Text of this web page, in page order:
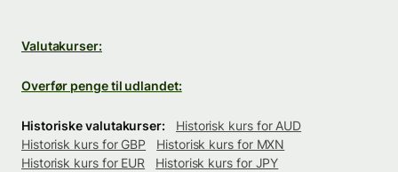
Valutakurser:
Overfør penge til udlandet:
Historiske valutakurser:
Historisk kurs for AUD
Historisk kurs for GBP
Historisk kurs for MXN
Historisk kurs for EUR
Historisk kurs for JPY